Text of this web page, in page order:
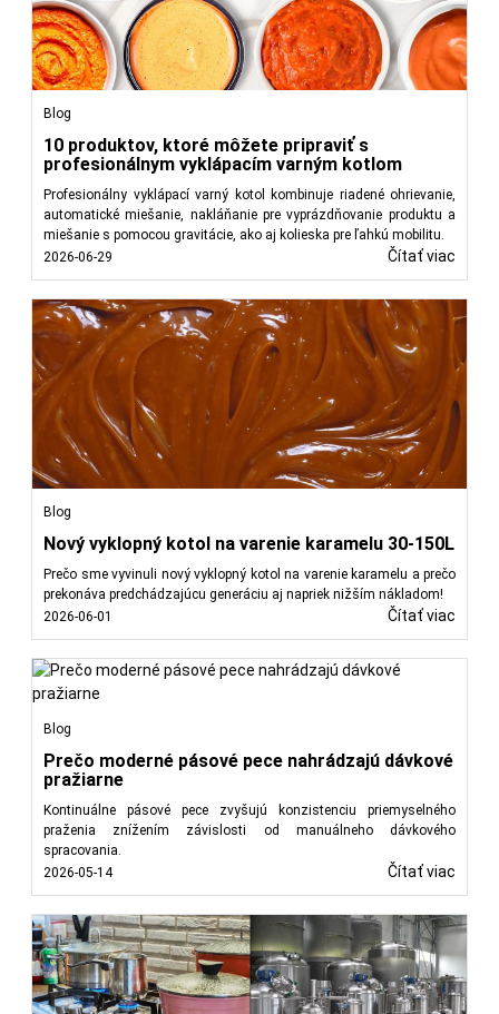
Blog
10 produktov, ktoré môžete pripraviť s
profesionálnym vyklápacím varným kotlom
Profesionálny vyklápací varný kotol kombinuje riadené ohrievanie,
automatické miešanie, nakláňanie pre vyprázdňovanie produktu a
miešanie s pomocou gravitácie, ako aj kolieska pre ľahkú mobilitu.
2026-06-29
Čítať viac
Blog
Nový vyklopný kotol na varenie karamelu 30-150L
Prečo sme vyvinuli nový vyklopný kotol na varenie karamelu a prečo
prekonáva predchádzajúcu generáciu aj napriek nižším nákladom!
2026-06-01
Čítať viac
Blog
Prečo moderné pásové pece nahrádzajú dávkové
pražiarne
Kontinuálne pásové pece zvyšujú konzistenciu priemyselného
praženia znížením závislosti od manuálneho dávkového
spracovania.
2026-05-14
Čítať viac